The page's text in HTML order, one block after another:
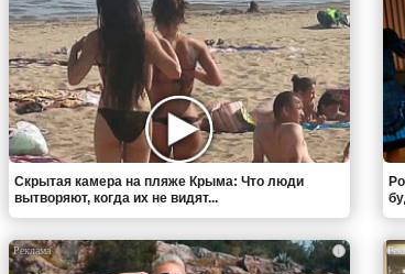
Скрытая камера на пляже Крыма: Что люди
вытворяют, когда их не видят...
i